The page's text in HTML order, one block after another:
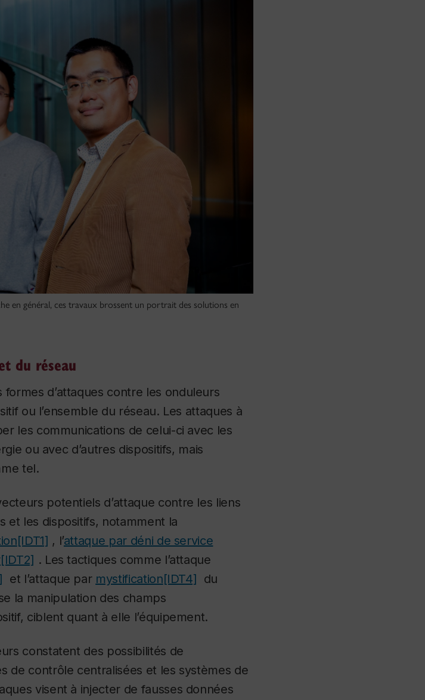
en général, ces travaux brossent un portrait des solutions en
du réseau
d’attaques contre les onduleurs
ou l’ensemble du réseau. Les attaques à
les communications de celui-ci avec les
ou avec d’autres dispositifs, mais
tel.
potentiels d’attaque contre les liens
et les dispositifs, notamment la
[IDT1] , l’attaque par déni de service
[IDT2] . Les tactiques comme l’attaque
et l’attaque par mystification[IDT4] du
la manipulation des champs
ciblent quant à elle l’équipement.
constatent des possibilités de
de contrôle centralisées et les systèmes de
visent à injecter de fausses données